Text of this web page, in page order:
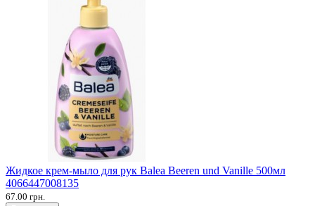
Жидкое крем-мыло для рук Balea Beeren und Vanille 500мл
4066447008135
67.00 грн.